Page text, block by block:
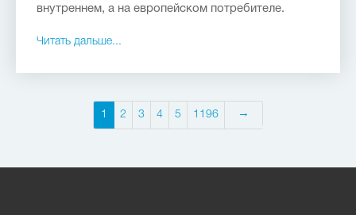
внутреннем, а на европейском потребителе.
Читать дальше...
1 2 3 4 5 1196